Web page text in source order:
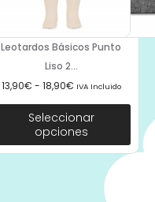
Leotardos Básicos Punto
Liso 2...
13,90€ - 18,90€ IVA Incluido
Seleccionar
opciones